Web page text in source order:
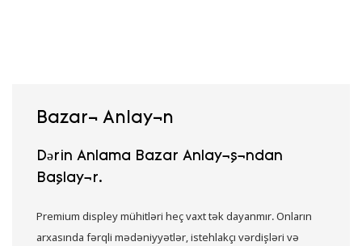
Bazarı Anlayın
Dərin Anlama Bazar Anlayışından
Başlayır.
Premium displey mühitləri heç vaxt tək dayanmır.Onların
arxasında fərqli mədəniyyətlər, istehlakçı vərdişləri və